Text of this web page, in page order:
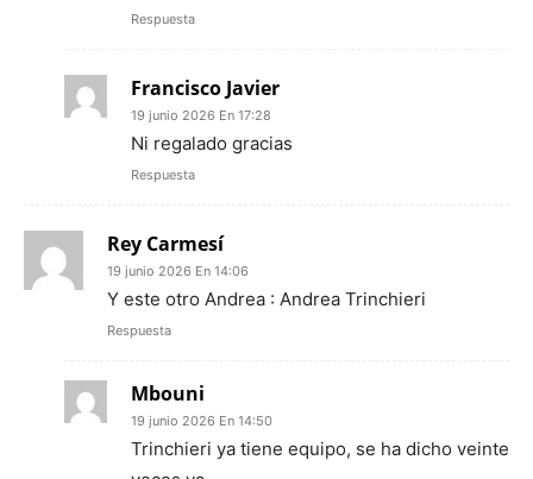
Respuesta
Francisco Javier
19 junio 2026 En 17:28
Ni regalado gracias
Respuesta
Rey Carmesí
19 junio 2026 En 14:06
Y este otro Andrea : Andrea Trinchieri
Respuesta
Mbouni
19 junio 2026 En 14:50
Trinchieri ya tiene equipo, se ha dicho veinte